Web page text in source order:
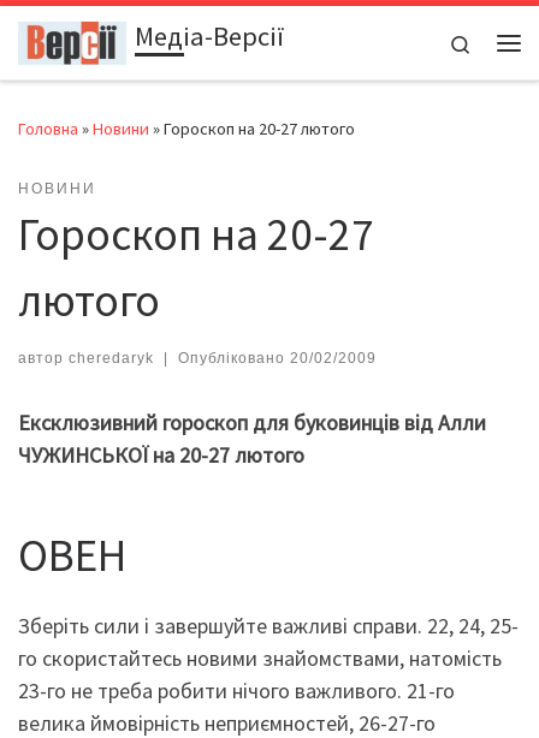
Перейти до вмістуМедіа-Версії
Search
Головна »Новини »Гороскоп на 20-27 лютого
НОВИНИ
Гороскоп на 20-27
лютого
автор cheredaryk | Опубліковано 20/02/2009
Ексклюзивний гороскоп для буковинців від Алли
ЧУЖИНСЬКОЇ на 20-27 лютого
ОВЕН
Зберіть сили і завершуйте важливі справи. 22, 24, 25-
го скористайтесь новими знайомствами, натомість
23-го не треба робити нічого важливого. 21-го
велика ймовірність неприємностей, 26-27-го